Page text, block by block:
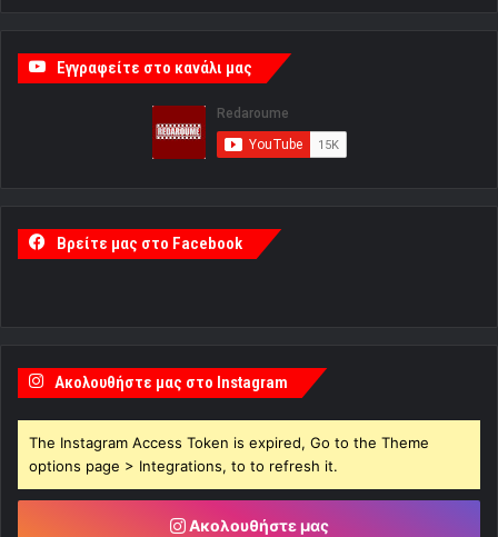
Εγγραφείτε στο κανάλι μας
Βρείτε μας στο Facebook
Ακολουθήστε μας στο Instagram
The Instagram Access Token is expired, Go to the Theme
options page > Integrations, to to refresh it.
Ακολουθήστε μας